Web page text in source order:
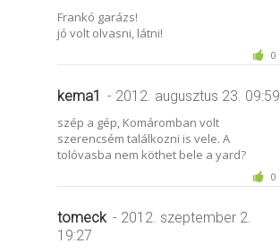
Frankó garázs!
jó volt olvasni, látni!
0
kema1 - 2012. augusztus 23. 09:59
szép a gép, Komáromban volt
szerencsém találkozni is vele. A
tolóvasba nem köthet bele a yard?
0
tomeck - 2012. szeptember 2.
19:27